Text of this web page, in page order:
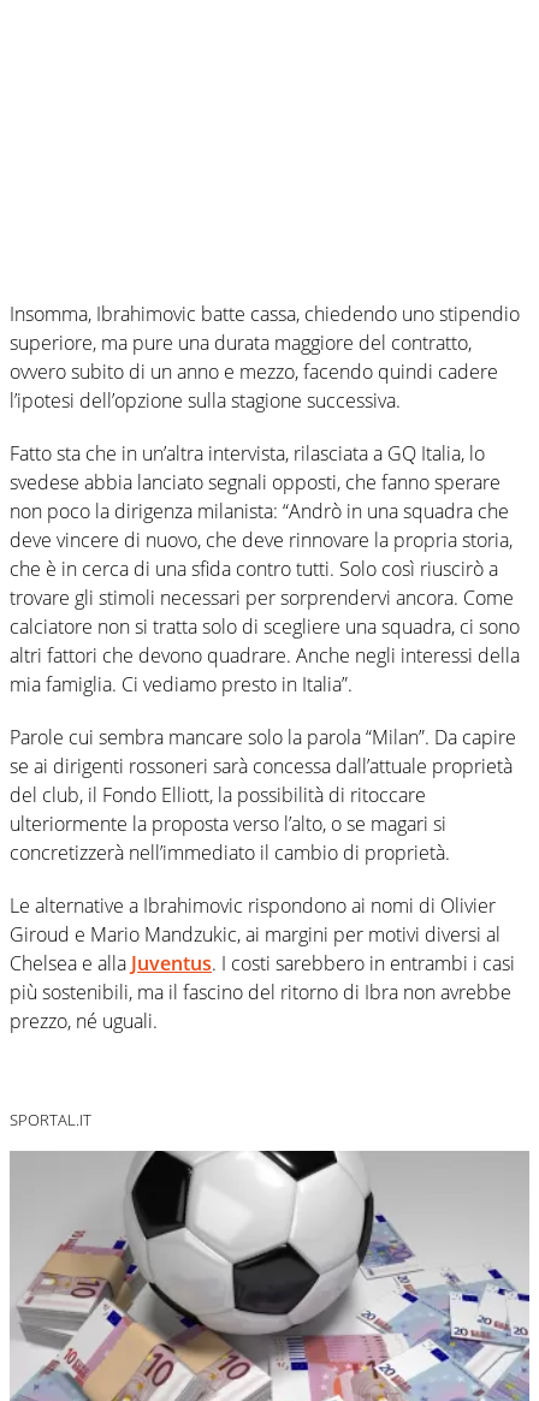
Insomma, Ibrahimovic batte cassa, chiedendo uno stipendio
superiore, ma pure una durata maggiore del contratto,
ovvero subito di un anno e mezzo, facendo quindi cadere
l’ipotesi dell’opzione sulla stagione successiva.
Fatto sta che in un’altra intervista, rilasciata a GQ Italia, lo
svedese abbia lanciato segnali opposti, che fanno sperare
non poco la dirigenza milanista: “Andrò in una squadra che
deve vincere di nuovo, che deve rinnovare la propria storia,
che è in cerca di una sfida contro tutti. Solo così riuscirò a
trovare gli stimoli necessari per sorprendervi ancora. Come
calciatore non si tratta solo di scegliere una squadra, ci sono
altri fattori che devono quadrare. Anche negli interessi della
mia famiglia. Ci vediamo presto in Italia”.
Parole cui sembra mancare solo la parola “Milan”. Da capire
se ai dirigenti rossoneri sarà concessa dall’attuale proprietà
del club, il Fondo Elliott, la possibilità di ritoccare
ulteriormente la proposta verso l’alto, o se magari si
concretizzerà nell’immediato il cambio di proprietà.
Le alternative a Ibrahimovic rispondono ai nomi di Olivier
Giroud e Mario Mandzukic, ai margini per motivi diversi al
Chelsea e alla Juventus. I costi sarebbero in entrambi i casi
più sostenibili, ma il fascino del ritorno di Ibra non avrebbe
prezzo, né uguali.
SPORTAL.IT